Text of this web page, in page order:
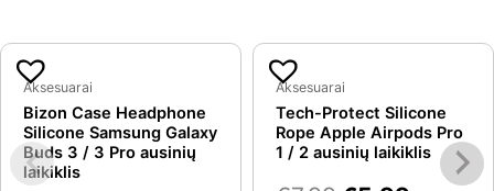
Panašios prekės
Aksesuarai
Bizon Case Headphone
Silicone Samsung Galaxy
Buds 3 / 3 Pro ausinių
laikiklis
was:
€6.99.
Current
is:
€4.99.
Aksesuarai
Tech-Protect Silicone
Rope Apple Airpods Pro
1 / 2 ausinių laikiklis
price
was:
€7.99.
is:
€5.99.